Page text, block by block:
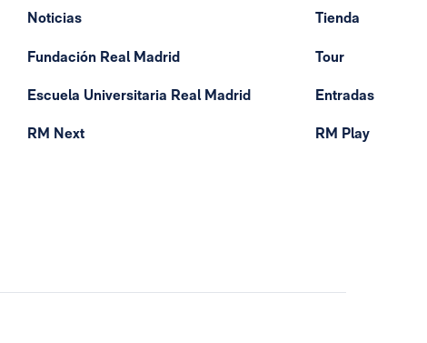
Noticias
Fundación Real Madrid
Escuela Universitaria Real Madrid
RM Next
Tienda
Tour
Entradas
RM Play